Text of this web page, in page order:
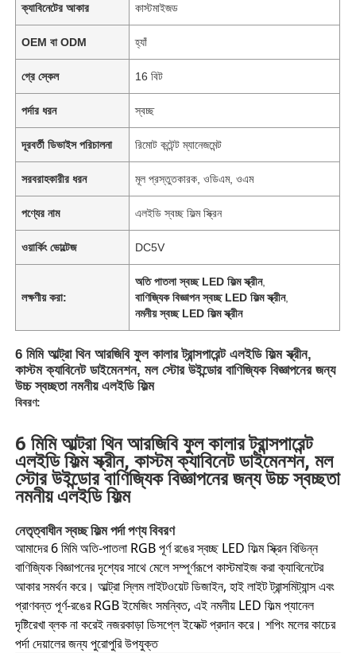
ক্যাবিনেটের আকার কাস্টমাইজড
OEM বা ODM হ্যাঁ
গ্রে স্কেল 16 বিট
পর্দার ধরন স্বচ্ছ
দূরবর্তী ডিভাইস পরিচালনা রিমোট কন্টেন্ট ম্যানেজমেন্ট
সরবরাহকারীর ধরন মূল প্রস্তুতকারক, ওডিএম, ওএম
পণ্যের নাম এলইডি স্বচ্ছ ফিল্ম স্ক্রিন
ওয়ার্কিং ভোল্টেজ DC5V
লক্ষণীয় করা:
অতি পাতলা স্বচ্ছ LED ফিল্ম স্ক্রীন,
বাণিজ্যিক বিজ্ঞাপন স্বচ্ছ LED ফিল্ম স্ক্রীন,
নমনীয় স্বচ্ছ LED ফিল্ম স্ক্রীন
6 মিমি আল্ট্রা থিন আরজিবি ফুল কালার ট্রান্সপারেন্ট এলইডি ফিল্ম স্ক্রীন,
কাস্টম ক্যাবিনেট ডাইমেনশন, মল স্টোর উইন্ডোর বাণিজ্যিক বিজ্ঞাপনের জন্য
উচ্চ স্বচ্ছতা নমনীয় এলইডি ফিল্ম
বিবরণ:
6 মিমি আল্ট্রা থিন আরজিবি ফুল কালার ট্রান্সপারেন্ট
এলইডি ফিল্ম স্ক্রীন, কাস্টম ক্যাবিনেট ডাইমেনশন, মল
স্টোর উইন্ডোর বাণিজ্যিক বিজ্ঞাপনের জন্য উচ্চ স্বচ্ছতা
নমনীয় এলইডি ফিল্ম
নেতৃত্বাধীন স্বচ্ছ ফিল্ম পর্দা পণ্য বিবরণ
আমাদের 6 মিমি অতি-পাতলা RGB পূর্ণ রঙের স্বচ্ছ LED ফিল্ম স্ক্রিন বিভিন্ন
বাণিজ্যিক বিজ্ঞাপনের দৃশ্যের সাথে মেলে সম্পূর্ণরূপে কাস্টমাইজ করা ক্যাবিনেটের
আকার সমর্থন করে। আল্ট্রা স্লিম লাইটওয়েট ডিজাইন, হাই লাইট ট্রান্সমিট্যান্স এবং
প্রাণবন্ত পূর্ণ-রঙের RGB ইমেজিং সমন্বিত, এই নমনীয় LED ফিল্ম প্যানেল
দৃষ্টিরেখা ব্লক না করেই নজরকাড়া ডিসপ্লে ইফেক্ট প্রদান করে। শপিং মলের কাচের
পর্দা দেয়ালের জন্য পুরোপুরি উপযুক্ত